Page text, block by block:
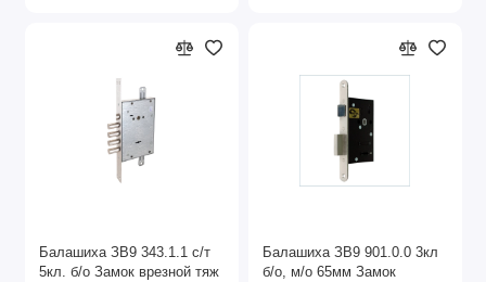
Балашиха ЗВ9 343.1.1 с/т
5кл. б/о Замок врезной тяж
Балашиха ЗВ9 901.0.0 3кл
б/о, м/о 65мм Замок